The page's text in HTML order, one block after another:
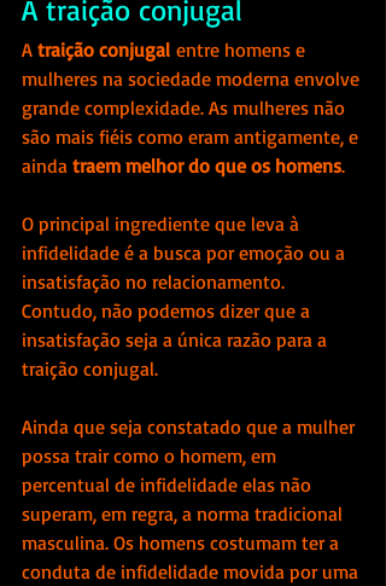
A traição conjugal
A traição conjugal entre homens e
mulheres na sociedade moderna envolve
grande complexidade. As mulheres não
são mais fiéis como eram antigamente, e
ainda traem melhor do que os homens.
O principal ingrediente que leva à
infidelidade é a busca por emoção ou a
insatisfação no relacionamento.
Contudo, não podemos dizer que a
insatisfação seja a única razão para a
traição conjugal.
Ainda que seja constatado que a mulher
possa trair como o homem, em
percentual de infidelidade elas não
superam, em regra, a norma tradicional
masculina. Os homens costumam ter a
conduta de infidelidade movida por uma